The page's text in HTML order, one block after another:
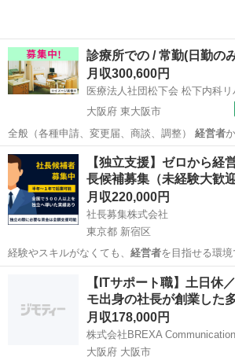
診療所での / 常勤(日勤の
月収300,600円
医療法人社団松下会 松下内科
大阪府 東大阪市
全般（各種申請、変更届、商談、調整） 経営者
各部署との連携、…
大阪 東大阪市 介護福祉士
【独立支援】ゼロから経
長候補募集（未経験大歓迎
月収220,000円
社長募集株式会社
東京都 新宿区
経験やスキルがなくても、 経営者を目指せる環
学…
その他 業務
【ITサポート職】土日休
モ出身の社長が創業した
月収178,000円
株式会社BREXA
大阪府 大阪市